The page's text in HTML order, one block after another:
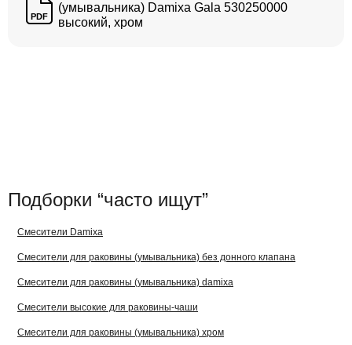
PDF
(умывальника) Damixa Gala 530250000
высокий, хром
Подборки “часто ищут”
Смесители Damixa
Смесители для раковины (умывальника) без донного клапана
Смесители для раковины (умывальника) damixa
Смесители высокие для раковины-чаши
Смесители для раковины (умывальника) хром